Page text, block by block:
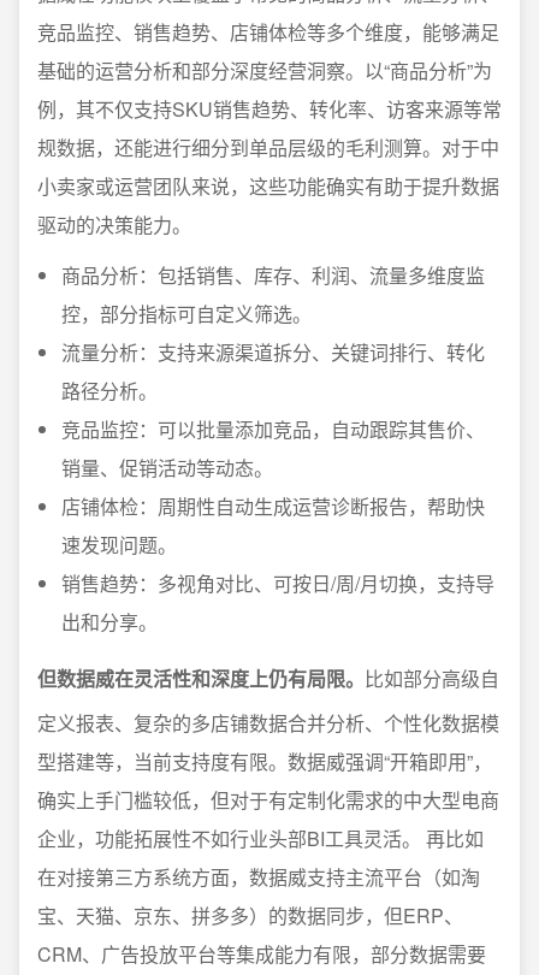
竞品监控、销售趋势、店铺体检等多个维度，能够满足
基础的运营分析和部分深度经营洞察。以“商品分析”为
例，其不仅支持SKU销售趋势、转化率、访客来源等常
规数据，还能进行细分到单品层级的毛利测算。对于中
小卖家或运营团队来说，这些功能确实有助于提升数据
驱动的决策能力。
商品分析：包括销售、库存、利润、流量多维度监
控，部分指标可自定义筛选。
流量分析：支持来源渠道拆分、关键词排行、转化
路径分析。
竞品监控：可以批量添加竞品，自动跟踪其售价、
销量、促销活动等动态。
店铺体检：周期性自动生成运营诊断报告，帮助快
速发现问题。
销售趋势：多视角对比、可按日/周/月切换，支持导
出和分享。
但数据威在灵活性和深度上仍有局限。 比如部分高级自
定义报表、复杂的多店铺数据合并分析、个性化数据模
型搭建等，当前支持度有限。数据威强调“开箱即用”，
确实上手门槛较低，但对于有定制化需求的中大型电商
企业，功能拓展性不如行业头部BI工具灵活。 再比如
在对接第三方系统方面，数据威支持主流平台（如淘
宝、天猫、京东、拼多多）的数据同步，但ERP、
CRM、广告投放平台等集成能力有限，部分数据需要